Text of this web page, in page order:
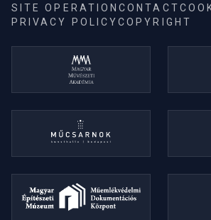
SITE OPERATIONCONTACT
PRIVACY POLICYCOPYRIGHT